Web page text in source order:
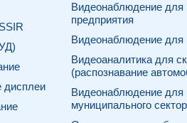
дисплеи
Видеонаблюдение для
предприятия
Видеонаблюдение для
Видеоаналитика для
(распознавание
Видеонаблюдение для
муниципального